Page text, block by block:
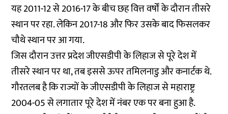
यह 2011-12 से 2016-17 के बीच छह वित्त वर्षों के दौरान तीसरे
स्थान पर रहा. लेकिन 2017-18 और फिर उसके बाद फिसलकर
चौथे स्थान पर आ गया.
जिस दौरान उत्तर प्रदेश जीएसडीपी के लिहाज से पूरे देश में
तीसरे स्थान पर था, तब इससे ऊपर तमिलनाडु और कनार्टक थे.
गौरतलब है कि राज्यों के जीएसडीपी के लिहाज से महाराष्ट्र
2004-05 से लगातार पूरे देश में नंबर एक पर बना हुआ है.